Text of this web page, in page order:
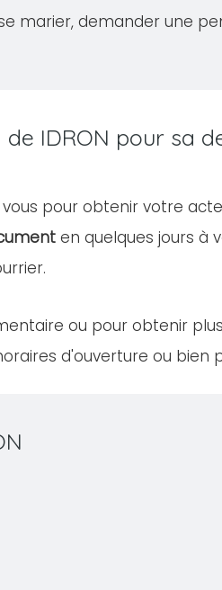
marier, demander une
de IDRON pour sa
pour obtenir votre
en quelques jours à
ou pour obtenir
d'ouverture ou bien